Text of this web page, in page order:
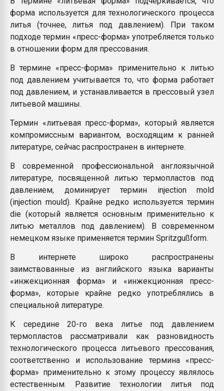
бутылок
форма используется для технологического процесса
литья (точнее, литья под давлением). При таком
подходе термин «пресс-форма» употребляется только
в отношении форм для прессования.
В термине «пресс-форма» применительно к литью
под давлением учитывается то, что форма работает
под давлением, и устанавливается в прессовый узел
литьевой машины.
Термин «литьевая пресс-форма», который является
компромиссным вариантом, восходящим к ранней
литературе, сейчас распространен в интернете.
В современной профессиональной англоязычной
литературе, посвященной литью термопластов под
давлением, доминирует термин injection mold
(injection mould). Крайне редко используется термин
die (который является основным применительно к
литью металлов под давлением). В современном
немецком языке применяется термин Spritzgußform.
В интернете широко распространены
заимствованные из английского языка варианты
«инжекционная форма» и «инжекционная пресс-
форма», которые крайне редко употреблялись в
специальной литературе.
К середине 20-го века литье под давлением
термопластов рассматривали как разновидность
технологического процесса литьевого прессования,
соответственно и использование термина «пресс-
форма» применительно к этому процессу являлось
естественным. Развитие технологии литья под